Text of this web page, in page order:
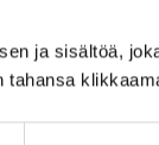
ja sisältöä,